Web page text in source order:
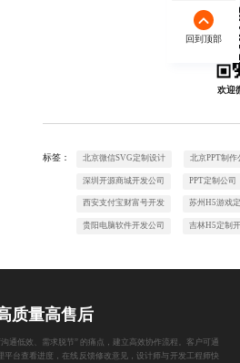
欢迎
标签： 北京微信SVG定制设计 北京PPT制作
深圳开源商城开发公司 PPT定制公司
西安支付宝财富号开发 苏州H5游戏
贵阳电脑软件开发公司 吉林H5定制
回到顶部
质量高售后
通低效、需求脱节” 的痛点，建立高效协作流程。客户可通
平台查看进度，在线反馈修改意见，设计师与开发工程师快